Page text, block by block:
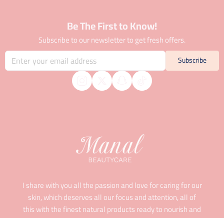
Be The First to Know!
Subscribe to our newsletter to get fresh offers.
Subscribe
I share with you all the passion and love for caring for our
skin, which deserves all our focus and attention, all of
this with the finest natural products ready to nourish and